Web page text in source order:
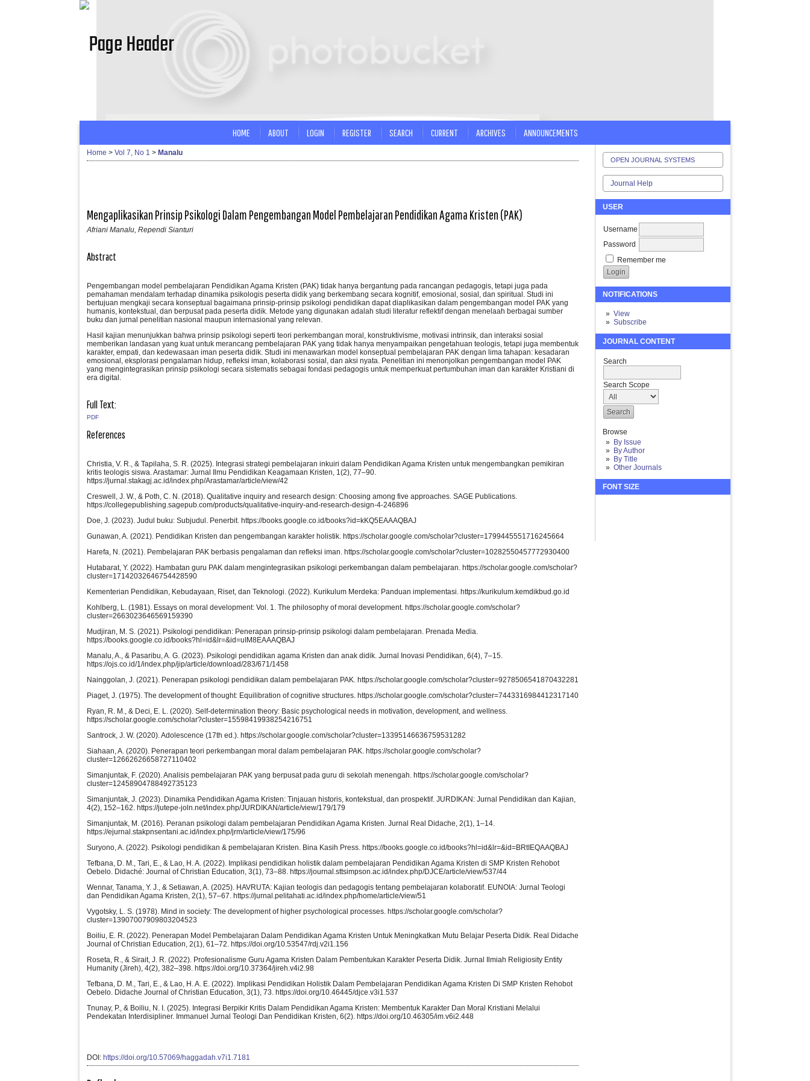
OPEN JOURNAL SYSTEMS
Journal Help
USER
Username
Password
Remember me
NOTIFICATIONS
View
Subscribe
JOURNAL CONTENT
Search
Search Scope
Browse
By Issue
By Author
By Title
Other Journals
FONT SIZE
HOME ABOUT LOGIN REGISTER SEARCH CURRENT ARCHIVES ANNOUNCEMENTS
Home > Vol 7, No 1 > Manalu
Mengaplikasikan Prinsip Psikologi Dalam Pengembangan Model Pembelajaran Pendidikan Agama Kristen (PAK)
Afriani Manalu, Rependi Sianturi
Abstract
Pengembangan model pembelajaran Pendidikan Agama Kristen (PAK) tidak hanya bergantung pada rancangan pedagogis, tetapi juga pada
pemahaman mendalam terhadap dinamika psikologis peserta didik yang berkembang secara kognitif, emosional, sosial, dan spiritual. Studi ini
bertujuan mengkaji secara konseptual bagaimana prinsip-prinsip psikologi pendidikan dapat diaplikasikan dalam pengembangan model PAK yang
humanis, kontekstual, dan berpusat pada peserta didik. Metode yang digunakan adalah studi literatur reflektif dengan menelaah berbagai sumber
buku dan jurnal penelitian nasional maupun internasional yang relevan.
Hasil kajian menunjukkan bahwa prinsip psikologi seperti teori perkembangan moral, konstruktivisme, motivasi intrinsik, dan interaksi sosial
memberikan landasan yang kuat untuk merancang pembelajaran PAK yang tidak hanya menyampaikan pengetahuan teologis, tetapi juga membentuk
karakter, empati, dan kedewasaan iman peserta didik. Studi ini menawarkan model konseptual pembelajaran PAK dengan lima tahapan: kesadaran
emosional, eksplorasi pengalaman hidup, refleksi iman, kolaborasi sosial, dan aksi nyata. Penelitian ini menonjolkan pengembangan model PAK
yang mengintegrasikan prinsip psikologi secara sistematis sebagai fondasi pedagogis untuk memperkuat pertumbuhan iman dan karakter Kristiani di
era digital.
Full Text:
PDF
References
Christia, V. R., & Tapilaha, S. R. (2025). Integrasi strategi pembelajaran inkuiri dalam Pendidikan Agama Kristen untuk mengembangkan pemikiran
kritis teologis siswa. Arastamar: Jurnal Ilmu Pendidikan Keagamaan Kristen, 1(2), 77–90.
https://jurnal.stakagj.ac.id/index.php/Arastamar/article/view/42
Creswell, J. W., & Poth, C. N. (2018). Qualitative inquiry and research design: Choosing among five approaches. SAGE Publications.
https://collegepublishing.sagepub.com/products/qualitative-inquiry-and-research-design-4-246896
Doe, J. (2023). Judul buku: Subjudul. Penerbit. https://books.google.co.id/books?id=kKQ5EAAAQBAJ
Gunawan, A. (2021). Pendidikan Kristen dan pengembangan karakter holistik. https://scholar.google.com/scholar?cluster=1799445551716245664
Harefa, N. (2021). Pembelajaran PAK berbasis pengalaman dan refleksi iman. https://scholar.google.com/scholar?cluster=10282550457772930400
Hutabarat, Y. (2022). Hambatan guru PAK dalam mengintegrasikan psikologi perkembangan dalam pembelajaran. https://scholar.google.com/scholar?
cluster=17142032646754428590
Kementerian Pendidikan, Kebudayaan, Riset, dan Teknologi. (2022). Kurikulum Merdeka: Panduan implementasi. https://kurikulum.kemdikbud.go.id
Kohlberg, L. (1981). Essays on moral development: Vol. 1. The philosophy of moral development. https://scholar.google.com/scholar?
cluster=2663023646569159390
Mudjiran, M. S. (2021). Psikologi pendidikan: Penerapan prinsip-prinsip psikologi dalam pembelajaran. Prenada Media.
https://books.google.co.id/books?hl=id&lr=&id=uIM8EAAAQBAJ
Manalu, A., & Pasaribu, A. G. (2023). Psikologi pendidikan agama Kristen dan anak didik. Jurnal Inovasi Pendidikan, 6(4), 7–15.
https://ojs.co.id/1/index.php/jip/article/download/283/671/1458
Nainggolan, J. (2021). Penerapan psikologi pendidikan dalam pembelajaran PAK. https://scholar.google.com/scholar?cluster=9278506541870432281
Piaget, J. (1975). The development of thought: Equilibration of cognitive structures. https://scholar.google.com/scholar?cluster=7443316984412317140
Ryan, R. M., & Deci, E. L. (2020). Self-determination theory: Basic psychological needs in motivation, development, and wellness.
https://scholar.google.com/scholar?cluster=15598419938254216751
Santrock, J. W. (2020). Adolescence (17th ed.). https://scholar.google.com/scholar?cluster=13395146636759531282
Siahaan, A. (2020). Penerapan teori perkembangan moral dalam pembelajaran PAK. https://scholar.google.com/scholar?
cluster=12662626658727110402
Simanjuntak, F. (2020). Analisis pembelajaran PAK yang berpusat pada guru di sekolah menengah. https://scholar.google.com/scholar?
cluster=12458904788492735123
Simanjuntak, J. (2023). Dinamika Pendidikan Agama Kristen: Tinjauan historis, kontekstual, dan prospektif. JURDIKAN: Jurnal Pendidikan dan Kajian,
4(2), 152–162. https://jutepe-joln.net/index.php/JURDIKAN/article/view/179/179
Simanjuntak, M. (2016). Peranan psikologi dalam pembelajaran Pendidikan Agama Kristen. Jurnal Real Didache, 2(1), 1–14.
https://ejurnal.stakpnsentani.ac.id/index.php/jrm/article/view/175/96
Suryono, A. (2022). Psikologi pendidikan & pembelajaran Kristen. Bina Kasih Press. https://books.google.co.id/books?hl=id&lr=&id=BRtIEQAAQBAJ
Tefbana, D. M., Tari, E., & Lao, H. A. (2022). Implikasi pendidikan holistik dalam pembelajaran Pendidikan Agama Kristen di SMP Kristen Rehobot
Oebelo. Didaché: Journal of Christian Education, 3(1), 73–88. https://journal.sttsimpson.ac.id/index.php/DJCE/article/view/537/44
Wennar, Tanama, Y. J., & Setiawan, A. (2025). HAVRUTA: Kajian teologis dan pedagogis tentang pembelajaran kolaboratif. EUNOIA: Jurnal Teologi
dan Pendidikan Agama Kristen, 2(1), 57–67. https://jurnal.pelitahati.ac.id/index.php/home/article/view/51
Vygotsky, L. S. (1978). Mind in society: The development of higher psychological processes. https://scholar.google.com/scholar?
cluster=13907007909803204523
Boiliu, E. R. (2022). Penerapan Model Pembelajaran Dalam Pendidikan Agama Kristen Untuk Meningkatkan Mutu Belajar Peserta Didik. Real Didache
Journal of Christian Education, 2(1), 61–72. https://doi.org/10.53547/rdj.v2i1.156
Roseta, R., & Sirait, J. R. (2022). Profesionalisme Guru Agama Kristen Dalam Pembentukan Karakter Peserta Didik. Jurnal Ilmiah Religiosity Entity
Humanity (Jireh), 4(2), 382–398. https://doi.org/10.37364/jireh.v4i2.98
Tefbana, D. M., Tari, E., & Lao, H. A. E. (2022). Implikasi Pendidikan Holistik Dalam Pembelajaran Pendidikan Agama Kristen Di SMP Kristen Rehobot
Oebelo. Didache Journal of Christian Education, 3(1), 73. https://doi.org/10.46445/djce.v3i1.537
Tnunay, P., & Boiliu, N. I. (2025). Integrasi Berpikir Kritis Dalam Pendidikan Agama Kristen: Membentuk Karakter Dan Moral Kristiani Melalui
Pendekatan Interdisipliner. Immanuel Jurnal Teologi Dan Pendidikan Kristen, 6(2). https://doi.org/10.46305/im.v6i2.448
DOI: https://doi.org/10.57069/haggadah.v7i1.7181